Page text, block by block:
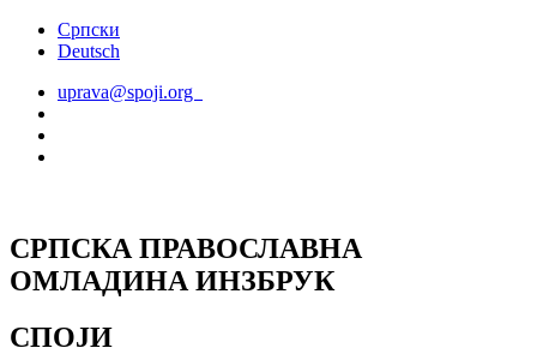
СкочитеСрпски
Deutsch
uprava@spoji.org
СРПСКА ПРАВОСЛАВНА
ОМЛАДИНА ИНЗБРУК
СПОЈИ